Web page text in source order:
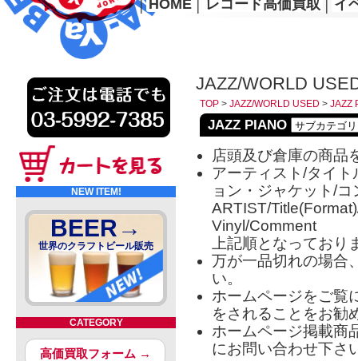
│ HOME レコード高価買取 イ
NEW ITEM!
BEER→
世界のクラフトビール販売
CATEGORY
高価買取フォーム →
JAZZ/WORLD
TOP > JAZZ/WORLD USED > JAZZ
JAZZ PIANO
店頭及び倉庫の商品
アーティスト/タイ
ョン・ジャケット/
ARTIST/
Vinyl/Comment
上記順となっており
万が一品切れの場合
い。
ホームページをご覧
をされることをお勧
ホームページ掲載商
にお問い合わせ下さ